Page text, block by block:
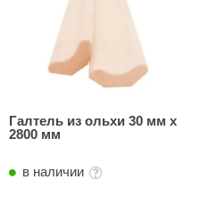
Галтель из ольхи 30 мм х
2800 мм
в наличии